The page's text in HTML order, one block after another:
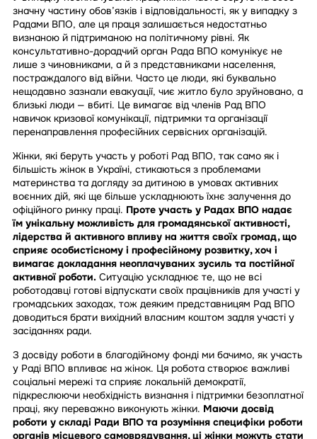
значну частину обов’язків і відповідальності, як у випадку з
Радами ВПО, але ця праця залишається недостатньо
визнаною й підтриманою на політичному рівні. Як
консультативно-дорадчий орган Рада ВПО комунікує не
лише з чиновниками, а й з представниками населення,
постраждалого від війни. Часто це люди, які буквально
нещодавно зазнали евакуації, чиє житло було зруйновано, а
близькі люди — вбиті. Це вимагає від членів Рад ВПО
навичок кризової комунікації, підтримки та організації
перенаправлення професійних сервісних організацій.
Жінки, які беруть участь у роботі Рад ВПО, так само як і
більшість жінок в Україні, стикаються з проблемами
материнства та догляду за дитиною в умовах активних
воєнних дій, які ще більше ускладнюють їхнє залучення до
офіційного ринку праці. Проте участь у Радах ВПО надає
їм унікальну можливість для громадянської активності,
лідерства й активного впливу на життя своїх громад, що
сприяє особистісному і професійному розвитку, хоч і
вимагає докладання неоплачуваних зусиль та постійної
активної роботи. Ситуацію ускладнює те, що не всі
роботодавці готові відпускати своїх працівників для участі у
громадських заходах, тож деяким представницям Рад ВПО
доводиться брати вихідний власним коштом задля участі у
засіданнях ради.
З досвіду роботи в благодійному фонді ми бачимо, як участь
у Раді ВПО впливає на жінок. Ця робота створює важливі
соціальні мережі та сприяє локальній демократії,
підкреслюючи необхідність визнання і підтримки безоплатної
праці, яку переважно виконують жінки. Маючи досвід
роботи у складі Ради ВПО та розуміння специфіки роботи
органів місцевого самоврядування, ці жінки можуть стати